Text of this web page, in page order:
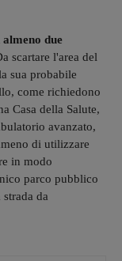
due
scartare l'area del
sua probabile
come richiedono
Casa della Salute,
avanzato,
di utilizzare
in modo
parco pubblico
da